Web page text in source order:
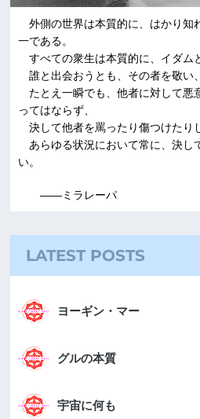
外側の世界は本質的に、はかり知
一である。
すべての衆生は本質的に、イダム
誰と出会おうとも、その者を敬い
たとえ一瞬でも、他者に対して悪
ってはならず、
決して他者を罵ったり傷つけたり
あらゆる状況において常に、決し
い。
――ミラレーパ
LATEST POSTS
ヨーギン・マー
グルの本質
宇宙に何も